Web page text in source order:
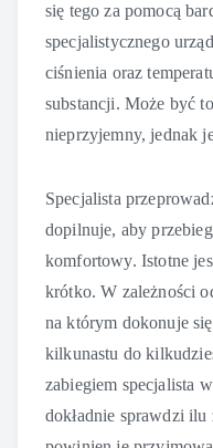
się tego za pomocą
specjalistycznego
ciśnienia oraz
substancji. Może być
nieprzyjemny, jednak
Specjalista
dopilnuje, aby
komfortowy. Istotne
krótko. W zależności
na którym dokonuje
kilkunastu do
zabiegiem specjalista
dokładnie sprawdzi